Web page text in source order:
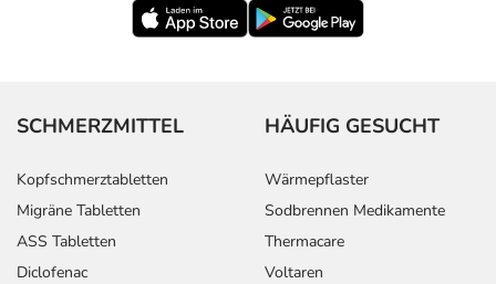
SCHMERZMITTEL
Kopfschmerztabletten
Migräne Tabletten
ASS Tabletten
Diclofenac
HÄUFIG GESUCHT
Wärmepflaster
Sodbrennen Medikamente
Thermacare
Voltaren